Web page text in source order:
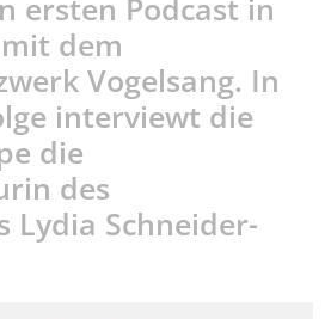
dem
Vogelsang. In
interviewt die
die
des
Lydia Schneider-